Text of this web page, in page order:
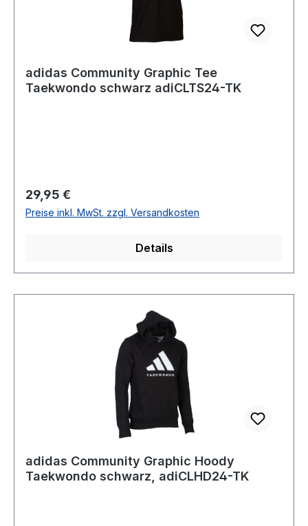
adidas Community Graphic Tee
Taekwondo schwarz adiCLTS24-TK
Regulärer Preis:
29,95 €
Preise inkl. MwSt. zzgl. Versandkosten
Details
adidas Community Graphic Hoody
Taekwondo schwarz, adiCLHD24-TK